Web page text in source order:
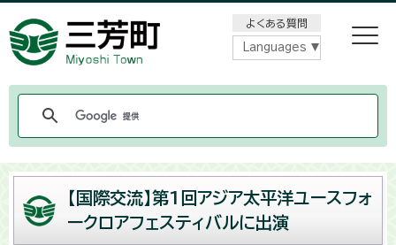
よくある質問
Languages
【国際交流】第1回アジア太平洋ユースフォ
ークロアフェスティバルに出演